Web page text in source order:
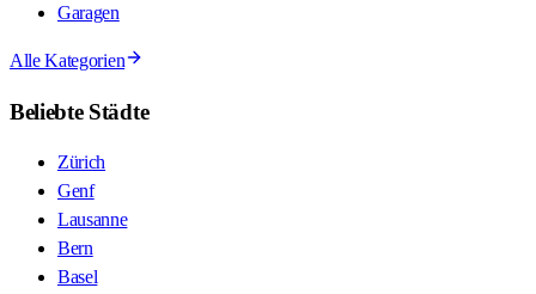
Garagen
Alle Kategorien
Beliebte Städte
Zürich
Genf
Lausanne
Bern
Basel